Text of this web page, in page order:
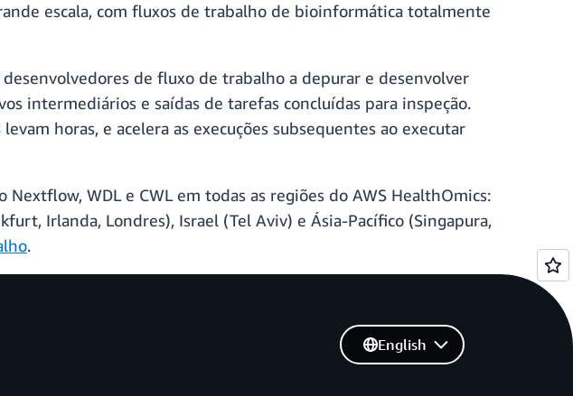
escala, com fluxos de trabalho de bioinformática totalmente
de fluxo de trabalho a depurar e desenvolver
intermediários e saídas de tarefas concluídas para inspeção.
horas, e acelera as execuções subsequentes ao executar
WDL e CWL em todas as regiões do AWS HealthOmics:
Irlanda, Londres), Israel (Tel Aviv) e Ásia-Pacífico (Singapura,
.
English